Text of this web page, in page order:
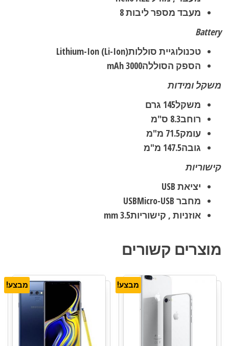
מעבד מספר ליבות8
Battery
טכנולוגיית סוללותLithium-Ion (Li-Ion)
הספק הסוללה3000 mAh
משקל ומידות
משקל145 גרם
רוחב8.3 ס"מ
עומק71.5 מ"מ
גובה147.5 מ"מ
קישוריות
יציאת USB
מחבר USB Micro-USB
אוזניות , קישוריות3.5 mm
מוצרים קשורים
מבצע! מבצע!